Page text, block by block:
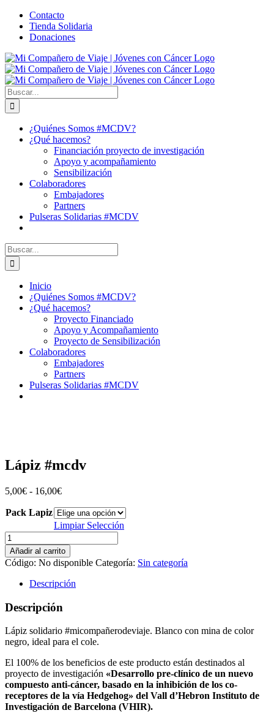
Saltar
contenido
Facebook
YouTube
Instagram
Correo
electrónico
WhatsAppContacto
Tienda Solidaria
Donaciones
Buscar:
¿Quiénes Somos #MCDV?
¿Qué hacemos?
Financiación proyecto de investigación
Apoyo y acompañamiento
Sensibilización
Colaboradores
Embajadores
Partners
Pulseras Solidarias #MCDV
Buscar:
Inicio
¿Quiénes Somos #MCDV?
¿Qué hacemos?
Proyecto Financiado
Apoyo y Acompañamiento
Proyecto de Sensibilización
Colaboradores
Embajadores
Partners
Pulseras Solidarias #MCDV
Lápiz #mcdv
5,00€ - 16,00€Rango
precios:
desde
5,00€
hasta
16,00€
Pack Lapiz
Limpiar Selección
Lápiz
#mcdv
cantidad
Añadir al carrito
Código: No disponible Categoría: Sin categoría
Descripción
Descripción
Lápiz solidario #micompañerodeviaje. Blanco con mina de color
negro, ideal para el cole.
El 100% de los beneficios de este producto están destinados al
proyecto de investigación «Desarrollo pre-clínico de un nuevo
compuesto anti-cáncer, basado en la inhibición de los co-
receptores de la vía Hedgehog» del Vall d’Hebron Instituto de
Investigación de Barcelona (VHIR).